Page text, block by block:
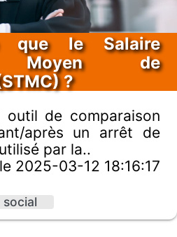
que le Salaire
Moyen de
?
outil de comparaison
après un arrêt de
par la..
2025-03-12 18:16:17
social